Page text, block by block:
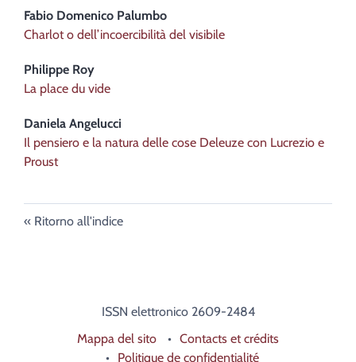
Fabio Domenico Palumbo
Charlot o dell’incoercibilità del visibile
Philippe Roy
La place du vide
Daniela Angelucci
Il pensiero e la natura delle cose Deleuze con Lucrezio e
Proust
Ritorno all'indice
ISSN elettronico 2609-2484
Mappa del sito
Contacts et crédits
Politique de confidentialité